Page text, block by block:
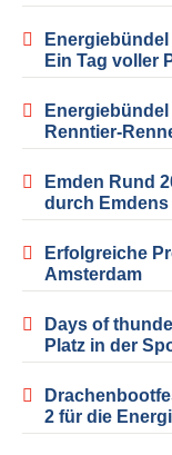
Ein Tag voller
Renntier-
Emden Rund
durch
Erfolgreiche
Amsterdam
Days of
Platz in der
2 für die